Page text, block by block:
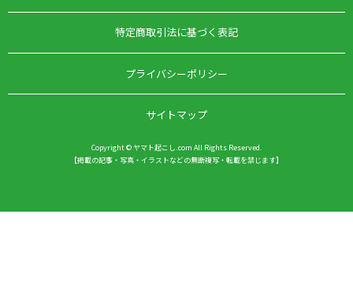
特定商取引法に基づく表記
プライバシーポリシー
サイトマップ
Copyright © ヤマト起こし.com All Rights Reserved.
【掲載の記事・写真・イラストなどの無断複写・転載を禁じます】